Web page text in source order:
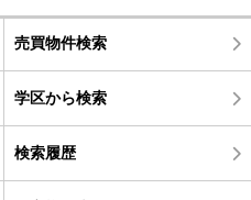
売買物件検索
学区から検索
検索履歴